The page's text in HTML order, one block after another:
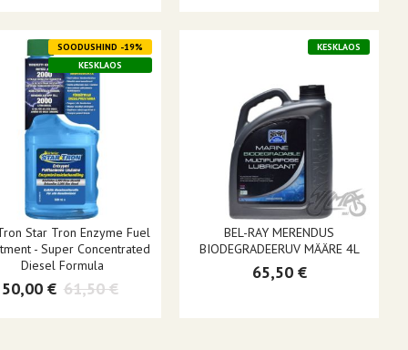
SOODUSHIND -19%
KESKLAOS
Star Tron Enzyme Fuel
- Super Concentrated
Diesel Formula
50,00 € 61,50 €
KESKLAOS
BEL-RAY MERENDUS
BIODEGRADEERUV MÄÄRE 4L
65,50 €